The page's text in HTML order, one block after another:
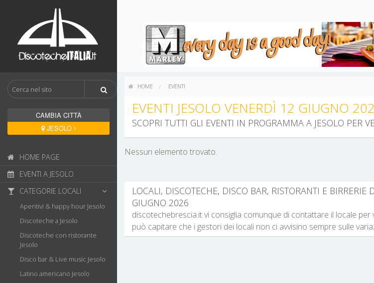
CAMBIA CITTÀ
JESOLO
HOME PAGE
EVENTI A JESOLO
CATEGORIE LOCALI
Aperitivi & happy hour Jesolo
Discoteche a Jesolo
Discoteche con ristorante
Jesolo
Disco bar & Live music Jesolo
Latino americano Jesolo
HOME EVENTI
EVENTI JESOLO VENERDÌ 12 GIUGNO
SCOPRI TUTTI GLI EVENTI IN PROGRAMMA A JESOLO PER
Nessun elemento trovato.
LOCALI, DISCOTECHE, DISCO BAR, RISTORANTI E BIRRERIE
GIUGNO 2026
discotechebrescia.it vi consiglia comunque di contattare il locale
può capitare che i gestori dei locali non ci avvisino sempre sulle